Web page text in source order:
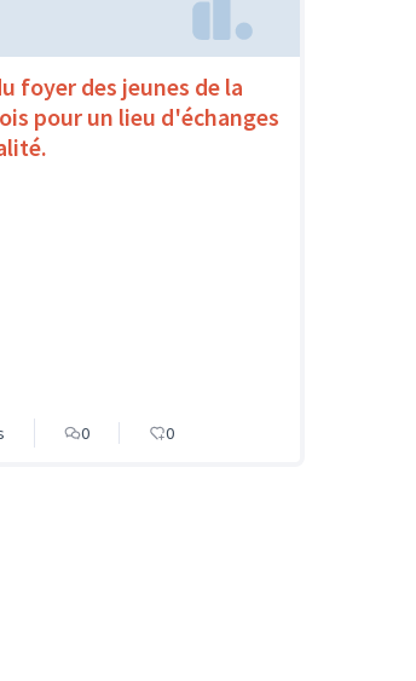
foyer des jeunes de la
pour un lieu d'échanges
0 0